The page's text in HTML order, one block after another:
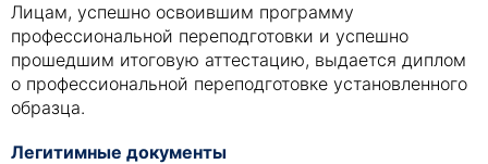
Лицам, успешно освоившим программу
профессиональной переподготовки и успешно
прошедшим итоговую аттестацию, выдается диплом
о профессиональной переподготовке установленного
образца.
Легитимные документы